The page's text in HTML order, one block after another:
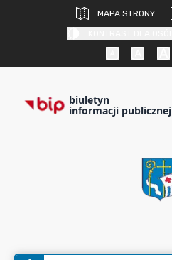
MAPA STRONY
biuletyn
informacji publicznej